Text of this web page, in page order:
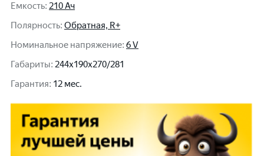
Емкость: 210 Ач
Полярность: Обратная, R+
Номинальное напряжение: 6 V
Габариты: 244x190x270/281
Гарантия: 12 мес.